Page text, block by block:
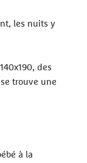
les nuits y
des
trouve une
à la